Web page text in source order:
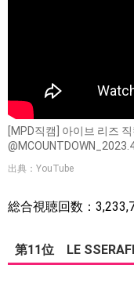
[MPD직캠] 아이브 리즈 직
出典：YouTube
総合視聴回数：
第11位 LE